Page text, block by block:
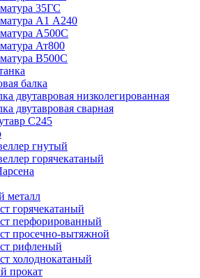
35ГС
А1 А240
А500С
Ат800
В500С
балка
двутавровая низколегированная
двутавровая сварная
С245
гнутый
горячекатаный
металл
горячекатаный
перфорированный
просечно-вытяжной
рифленый
холоднокатаный
прокат